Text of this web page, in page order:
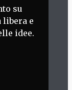
su
libera e
idee.